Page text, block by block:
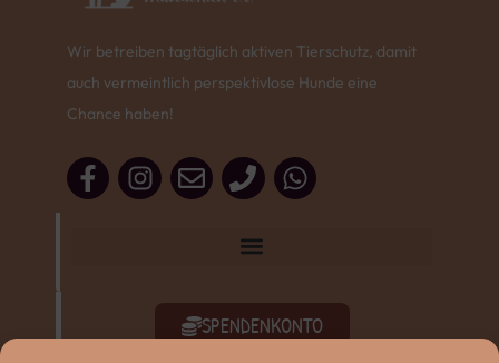
Wir betreiben tagtäglich aktiven Tierschutz, damit
auch vermeintlich perspektivlose Hunde eine
Chance haben!
SPENDENKONTO